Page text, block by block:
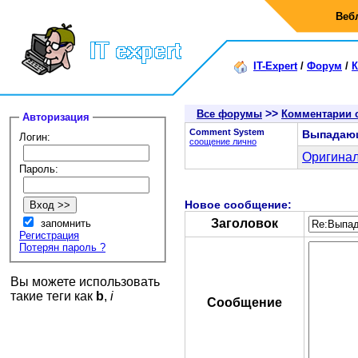
IT-Expert/ Форум /
Авторизация
Логин:
Пароль:
запомнить
Регистрация
Потерян пароль ?
Вы можете использовать
такие теги как b, i
Все форумы >> Комментарии
Comment System
соощение лично
Новое сообщение:
Заголовок
Сообщение